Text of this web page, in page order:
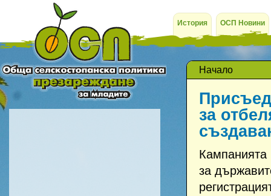
История ОСП Новини
Начало
за
Кампанията
за